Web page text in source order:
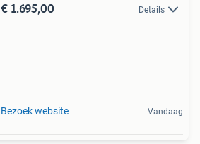
€ 1.695,00 Details
Bezoek website Vandaag